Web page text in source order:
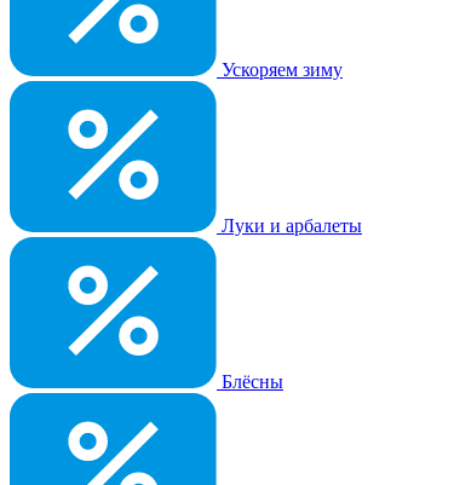
Ускоряем зиму
Луки и арбалеты
Блёсны